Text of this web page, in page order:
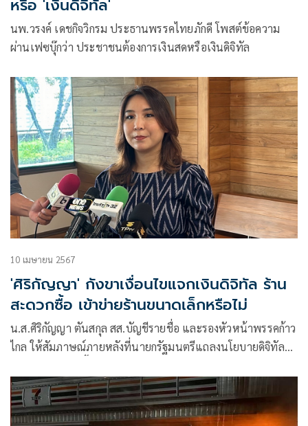
หรือ 'เงินดิจิทัล'
นพ.วรงค์ เดชกิจวิกรม ประธานพรรคไทยภักดี โพสต์ข้อความ
ผ่านเฟซบุ๊กว่า ประชาชนต้องการเงินสดหรือเงินดิจิทัล
10 เมษายน 2567
'ศิริกัญญา' กังขาเงื่อนไขแจกเงินดิจิทัล ร้าน
สะดวกซื้อ เข้าข่ายร้านขนาดเล็กหรือไม่
น.ส.ศิริกัญญา ตันสกุล สส.บัญชีรายชื่อ และรองหัวหน้าพรรคก้าว
ไกล ให้สัมภาษณ์ภายหลังที่นายกรัฐมนตรีแถลงนโยบายดิจิทัล
หยุดสงกรานต์ โดยในส่วนงบประมาณปี 67